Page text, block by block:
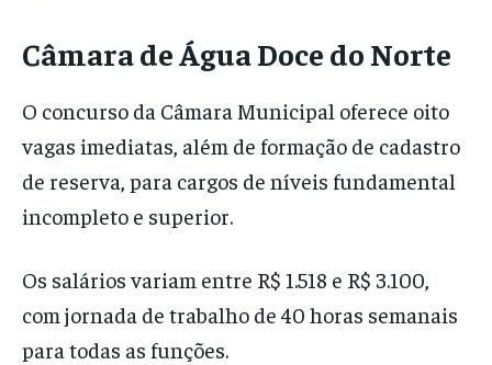
Câmara de Água Doce do Norte
O concurso da Câmara Municipal oferece oito
vagas imediatas, além de formação de cadastro
de reserva, para cargos de níveis fundamental
incompleto e superior.
Os salários variam entre R$ 1.518 e R$ 3.100,
com jornada de trabalho de 40 horas semanais
para todas as funções.